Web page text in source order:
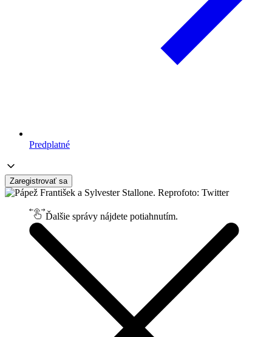
Predplatné
Zaregistrovať sa
Ďalšie správy nájdete potiahnutím.